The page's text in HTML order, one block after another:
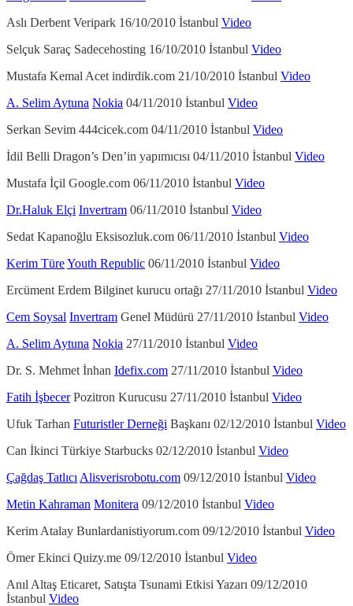
Aslı Derbent Veripark 16/10/2010 İstanbul Video
Selçuk Saraç Sadecehosting 16/10/2010 İstanbul Video
Mustafa Kemal Acet indirdik.com 21/10/2010 İstanbul Video
A. Selim Aytuna Nokia 04/11/2010 İstanbul Video
Serkan Sevim 444cicek.com 04/11/2010 İstanbul Video
İdil Belli Dragon’s Den’in yapımıcısı 04/11/2010 İstanbul Video
Mustafa İçil Google.com 06/11/2010 İstanbul Video
Dr.Haluk Elçi Invertram 06/11/2010 İstanbul Video
Sedat Kapanoğlu Eksisozluk.com 06/11/2010 İstanbul Video
Kerim TüreYouth Republic 06/11/2010 İstanbul Video
Ercüment Erdem Bilginet kurucu ortağı 27/11/2010 İstanbul Video
Cem Soysal Invertram Genel Müdürü 27/11/2010 İstanbul Video
A. Selim Aytuna Nokia 27/11/2010 İstanbul Video
Dr. S. Mehmet İnhan Idefix.com 27/11/2010 İstanbul Video
Fatih İşbecerPozitron Kurucusu 27/11/2010 İstanbul Video
Ufuk Tarhan Futuristler Derneği Başkanı 02/12/2010 İstanbul Video
Can İkinci Türkiye Starbucks 02/12/2010 İstanbul Video
Çağdaş Tatlıcı Alisverisrobotu.com 09/12/2010 İstanbul Video
Metin Kahraman Monitera 09/12/2010 İstanbul Video
Kerim Atalay Bunlardanistiyorum.com 09/12/2010 İstanbul Video
Ömer Ekinci Quizy.me 09/12/2010 İstanbul Video
Anıl Altaş Eticaret, Satışta Tsunami Etkisi Yazarı 09/12/2010
İstanbul Video